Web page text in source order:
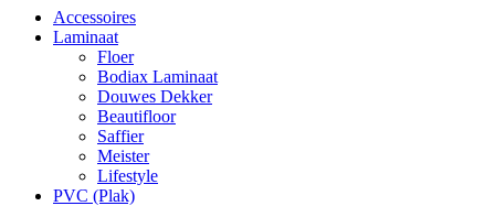
Accessoires
Laminaat
Floer
Bodiax Laminaat
Douwes Dekker
Beautifloor
Saffier
Meister
Lifestyle
PVC (Plak)